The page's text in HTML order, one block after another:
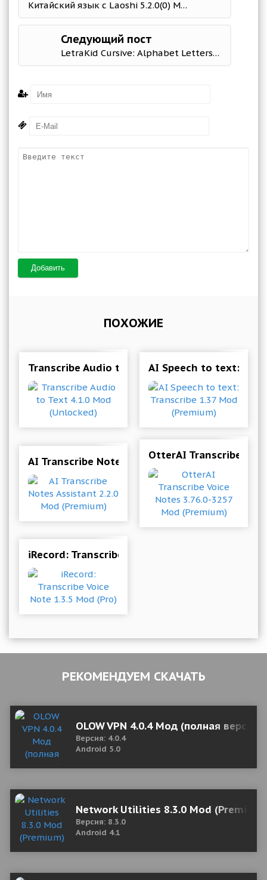
Китайский язык с Laoshi 5.2.0(0) Мод (полная версия)
Следующий пост
LetraKid Cursive: Alphabet Letters Writing Kids 2.9.3 Mod (Unlocked)
Добавить
ПОХОЖИЕ
Transcribe Audio to Text 4.1.0 Mod (Unlocked)
AI Speech to text:
AI Transcribe Notes Assistant 2.2.0 Mod
OtterAI Transcribe
iRecord: Transcribe Voice Note 1.3.5 Mod (Pro)
РЕКОМЕНДУЕМ СКАЧАТЬ
OLOW VPN 4.0.4 Мод (полная версия)
Версия: 4.0.4
Android 5.0
Network Utilities 8.3.0 Mod (Premium)
Версия: 8.3.0
Android 4.1